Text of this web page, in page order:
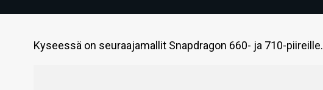
Kyseessä on seuraajamallit Snapdragon 660- ja 710-piireille.